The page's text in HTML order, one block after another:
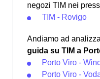
negozi TIM nei
TIM - Rovigo
Andiamo ad
guida su TIM a
Porto Viro -
Porto Viro -